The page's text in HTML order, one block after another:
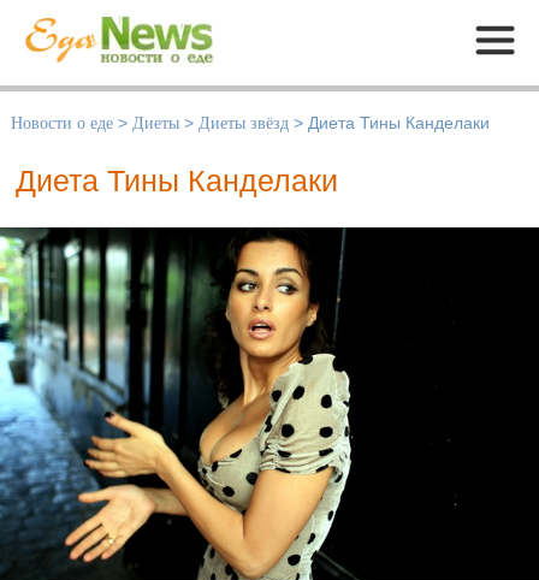
Меню
Новости о еде > Диеты > Диеты звёзд > Диета Тины Канделаки
Диета Тины Канделаки